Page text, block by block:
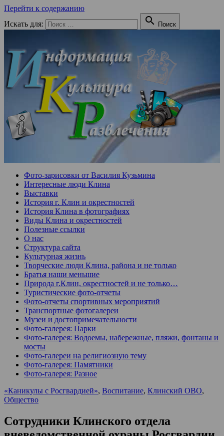
Перейти к содержанию
Искать для:
 Поиск
Фото-зарисовки от Василия Кузьмина
Интересные люди Клина
Выставки
История г. Клин и окрестностей
История Клина в фотографиях
Виды Клина и окрестностей
Полезные ссылки
О нас
Структура сайта
Культурная жизнь
Творческие люди Клина, района и не только
Братья наши меньшие
Природа г.Клин, окрестностей и не только…
Туристические фото-отчеты
Фото-отчеты спортивных мероприятий
Транспортные фотогалереи
Музеи и достопримечательности
Фото-галерея: Парки
Фото-галерея: Водоемы, набережные, пляжи, фонтаны и
мосты
Фото-галереи на религиозную тему
Фото-галерея: Памятники
Фото-галерея: Разное
«Каникулы с Росгвардией», Воспитание, Клинский ОВО,
Общество
Сотрудники Клинского отдела